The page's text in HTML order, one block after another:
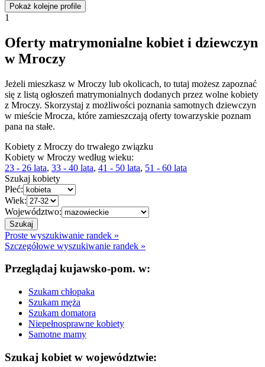
Pokaż kolejne profile
1
Oferty matrymonialne kobiet i dziewczyn
w Mroczy
Jeżeli mieszkasz w Mroczy lub okolicach, to tutaj możesz zapoznać
się z listą ogłoszeń matrymonialnych dodanych przez wolne kobiety
z Mroczy. Skorzystaj z możliwości poznania samotnych dziewczyn
w mieście Mrocza, które zamieszczają oferty towarzyskie poznam
pana na stałe.
Kobiety z Mroczy do trwałego związku
Kobiety w Mroczy według wieku:
23 - 26 lata, 33 - 40 lata, 41 - 50 lata, 51 - 60 lata
Szukaj kobiety
Płeć:
Wiek:
Województwo:
Proste wyszukiwanie randek »
Szczegółowe wyszukiwanie randek »
Przeglądaj kujawsko-pom. w:
Szukam chłopaka
Szukam męża
Szukam domatora
Niepełnosprawne kobiety
Samotne mamy
Szukaj kobiet w województwie: